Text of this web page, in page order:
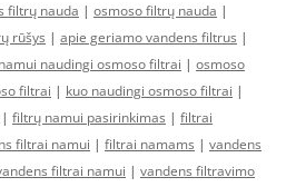
filtrų nauda | osmoso filtrų nauda |
rūšys | apie geriamo vandens filtrus |
namui naudingi osmoso filtrai | osmoso
filtrai | kuo naudingi osmoso filtrai |
| filtrų namui pasirinkimas | filtrai
filtrai namui | filtrai namams | vandens
filtrai namui | vandens filtravimo